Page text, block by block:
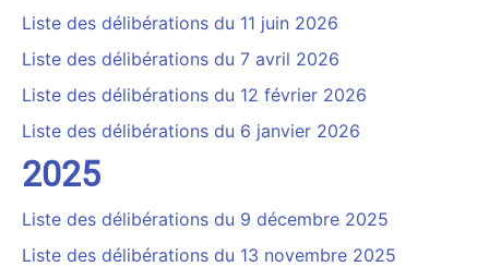
Liste des délibérations du 11 juin 2026
Liste des délibérations du 7 avril 2026
Liste des délibérations du 12 février 2026
Liste des délibérations du 6 janvier 2026
2025
Liste des délibérations du 9 décembre 2025
Liste des délibérations du 13 novembre 2025